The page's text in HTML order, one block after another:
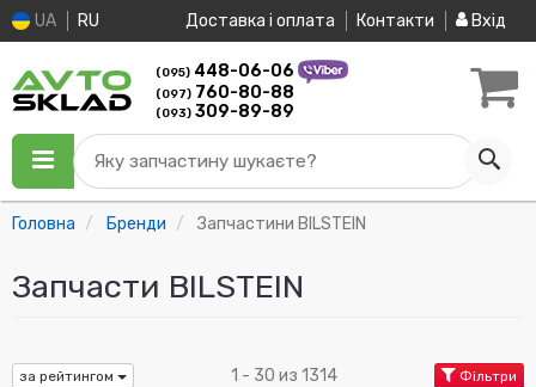
UA RU Доставка і оплата Контакти Вхід
(095) 448-06-06
(097) 760-80-88
(093) 309-89-89
Яку запчастину шукаєте?
Головна Бренди Запчастини BILSTEIN
Запчасти BILSTEIN
за рейтингом 1 - 30 из 1314 Фільтри